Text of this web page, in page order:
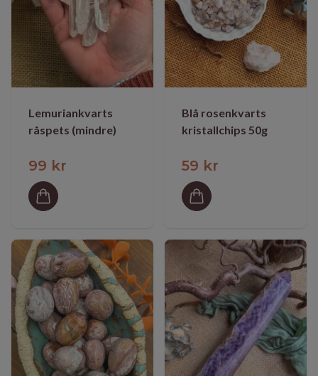
Lemuriankvarts
råspets (mindre)
99 kr
Blå rosenkvarts
kristallchips 50g
59 kr